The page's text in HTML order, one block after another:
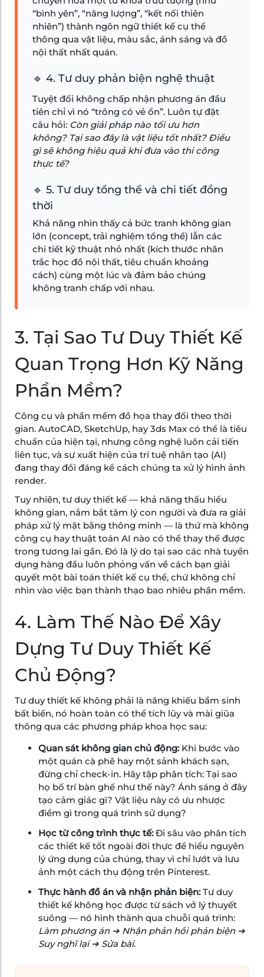
“bình yên”, “năng lượng”, “kết nối thiên
nhiên”) thành ngôn ngữ thiết kế cụ thể
thông qua vật liệu, màu sắc, ánh sáng và đồ
nội thất nhất quán.
🔹 4. Tư duy phản biện nghệ thuật
Tuyệt đối không chấp nhận phương án đầu
tiên chỉ vì nó “trông có vẻ ổn”. Luôn tự đặt
câu hỏi: Còn giải pháp nào tối ưu hơn
không? Tại sao đây là vật liệu tốt nhất? Điều
gì sẽ không hiệu quả khi đưa vào thi công
thực tế?
🔹 5. Tư duy tổng thể và chi tiết đồng
thời
Khả năng nhìn thấy cả bức tranh không gian
lớn (concept, trải nghiệm tổng thể) lẫn các
chi tiết kỹ thuật nhỏ nhất (kích thước nhân
trắc học đồ nội thất, tiêu chuẩn khoảng
cách) cùng một lúc và đảm bảo chúng
không tranh chấp với nhau.
3. Tại Sao Tư Duy Thiết Kế
Quan Trọng Hơn Kỹ Năng
Phần Mềm?
Công cụ và phần mềm đồ họa thay đổi theo thời
gian. AutoCAD, SketchUp, hay 3ds Max có thể là tiêu
chuẩn của hiện tại, nhưng công nghệ luôn cải tiến
liên tục, và sự xuất hiện của trí tuệ nhân tạo (AI)
đang thay đổi đáng kể cách chúng ta xử lý hình ảnh
render.
Tuy nhiên, tư duy thiết kế — khả năng thấu hiểu
không gian, nắm bắt tâm lý con người và đưa ra giải
pháp xử lý mặt bằng thông minh — là thứ mà không
công cụ hay thuật toán AI nào có thể thay thế được
trong tương lai gần. Đó là lý do tại sao các nhà tuyển
dụng hàng đầu luôn phỏng vấn về cách bạn giải
quyết một bài toán thiết kế cụ thể, chứ không chỉ
nhìn vào việc bạn thành thạo bao nhiêu phần mềm.
4. Làm Thế Nào Để Xây
Dựng Tư Duy Thiết Kế
Chủ Động?
Tư duy thiết kế không phải là năng khiếu bẩm sinh
bất biến, nó hoàn toàn có thể tích lũy và mài giũa
thông qua các phương pháp khoa học sau:
Quan sát không gian chủ động:Khi bước vào
một quán cà phê hay một sảnh khách sạn,
đừng chỉ check-in. Hãy tập phân tích: Tại sao
họ bố trí bàn ghế như thế này? Ánh sáng ở đây
tạo cảm giác gì? Vật liệu này có ưu nhược
điểm gì trong quá trình sử dụng?
Học từ công trình thực tế:Đi sâu vào phân tích
các thiết kế tốt ngoài đời thực để hiểu nguyên
lý ứng dụng của chúng, thay vì chỉ lướt và lưu
ảnh một cách thụ động trên Pinterest.
Thực hành đồ án và nhận phản biện:Tư duy
thiết kế không học được từ sách vở lý thuyết
suông — nó hình thành qua chuỗi quá trình:
Làm phương án ➔ Nhận phản hồi phản biện ➔
Suy nghĩ lại ➔ Sửa bài.